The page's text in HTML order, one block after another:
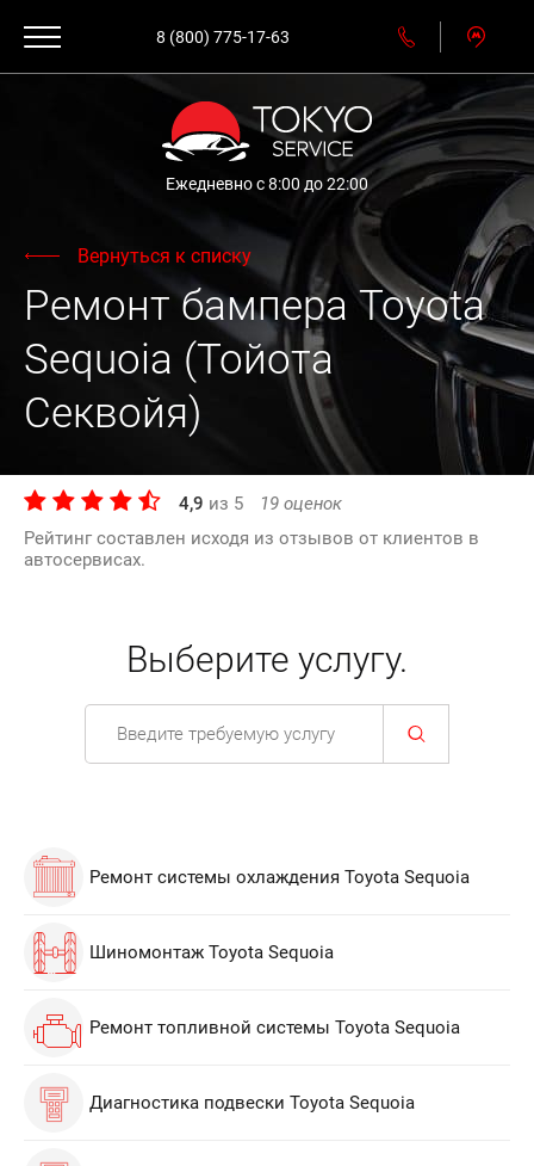
8 (800) 775-17-63
Ежедневно с 8:00 до 22:00
Вернуться к списку
Ремонт бампера Toyota
Sequoia (Тойота
Секвойя)
4,9 из 5 19 оценок
Рейтинг составлен исходя из отзывов от клиентов в
автосервисах.
Выберите услугу.
Ремонт системы охлаждения Toyota Sequoia
Шиномонтаж Toyota Sequoia
Ремонт топливной системы Toyota Sequoia
Диагностика подвески Toyota Sequoia